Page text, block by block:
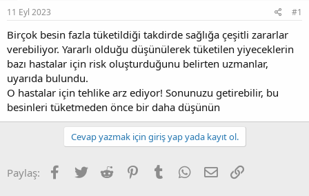
u
b
a
l
a
t
a
n
g
ı
ç
a
r
i
h
11 Eyl 2023 #1
Birçok besin fazla tüketildiği takdirde sağlığa çeşitli zararlar
verebiliyor. Yararlı olduğu düşünülerek tüketilen yiyeceklerin
bazı hastalar için risk oluşturduğunu belirten uzmanlar,
uyarıda bulundu.
O hastalar için tehlike arz ediyor! Sonunuzu getirebilir, bu
besinleri tüketmeden önce bir daha düşünün
Cevap yazmak için giriş yap yada kayıt ol.
Paylaş: Facebook
Twitter Reddit PinterestTumblr WhatsApp
E-posta